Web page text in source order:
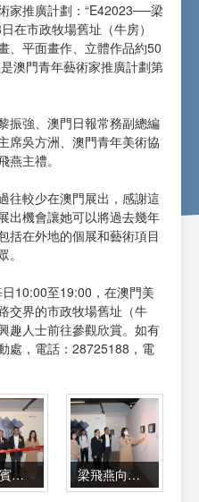
家推廣計劃：“E42023──梁
在市政牧場舊址（牛房）
、平面畫作、立體作品約50
澳門青年藝術家推廣計劃第
振強、澳門日報常務副總編
席吳方洲、澳門青年美術協
主禮。
往較少在澳門展出，感謝這
出機會讓她可以將過去幾年
括在外地的個展和藝術項目
10:00至19:00，在澳門美
交界的市政牧場舊址（牛
趣人士前往參觀欣賞。如有
處，電話：28725188，電
主禮嘉賓剪綵 梁飛燕向嘉賓介紹作品